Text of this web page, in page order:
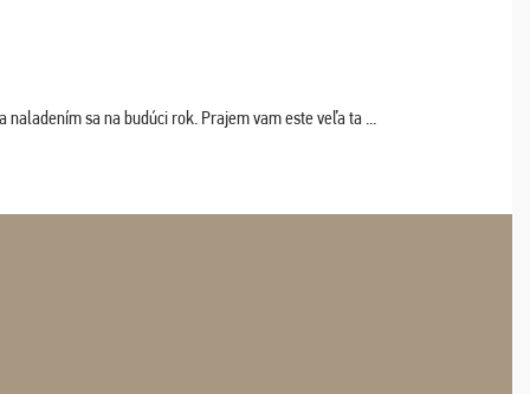
sa na budúci rok. Prajem vam este veľa ta ...